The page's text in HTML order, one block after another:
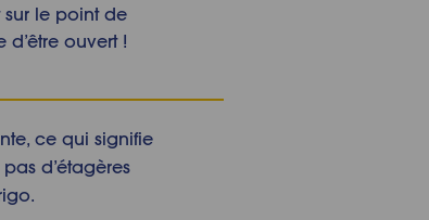
le point de
ouvert !
ce qui signifie
d’étagères